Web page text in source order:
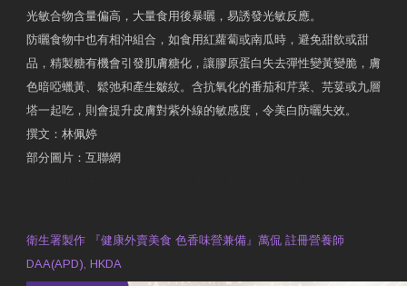
光敏合物含量偏高，大量食用後暴曬，易誘發光敏反應。
防曬食物中也有相沖組合，如食用紅蘿蔔或南瓜時，避免甜飲或甜
品，精製糖有機會引發肌膚糖化，讓膠原蛋白失去彈性變黃變脆，膚
色暗啞蠟黃、鬆弛和產生皺紋。含抗氧化的番茄和芹菜、芫荽或九層
塔一起吃，則會提升皮膚對紫外線的敏感度，令美白防曬失效。
撰文：林佩婷
部分圖片：互聯網
衛生署製作 『健康外賣美食 色香味營兼備』萬侃 註冊營養師
DAA(APD), HKDA